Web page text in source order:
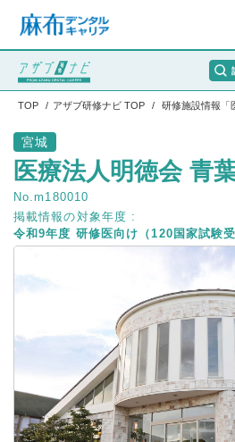
TOP アザブ研修ナビ TOP 研修施設情報「
宮城
医療法人明徳会 青
No.m180010
掲載情報の対象年度 :
令和9年度 研修医向け（120国家試験受